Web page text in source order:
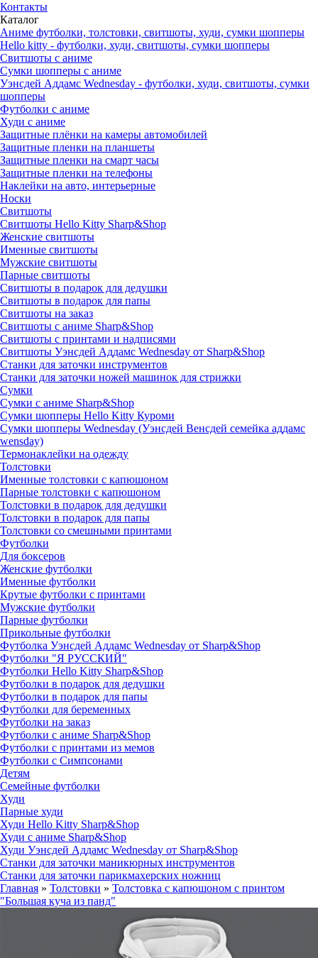
Контакты
Каталог
Аниме футболки, толстовки, свитшоты, худи, сумки шопперы
Hello kitty - футболки, худи, свитшоты, сумки шопперы
Свитшоты с аниме
Сумки шопперы с аниме
Уэнсдей Аддамс Wednesday - футболки, худи, свитшоты, сумки
шопперы
Футболки с аниме
Худи с аниме
Защитные плёнки на камеры автомобилей
Защитные пленки на планшеты
Защитные пленки на смарт часы
Защитные пленки на телефоны
Наклейки на авто, интерьерные
Носки
Свитшоты
Cвитшоты Hello Kitty Sharp&Shop
Женские свитшоты
Именные свитшоты
Мужские свитшоты
Парные свитшоты
Свитшоты в подарок для дедушки
Свитшоты в подарок для папы
Свитшоты на заказ
Свитшоты с аниме Sharp&Shop
Свитшоты с принтами и надписями
Свитшоты Уэнсдей Аддамс Wednesday от Sharp&Shop
Станки для заточки инструментов
Станки для заточки ножей машинок для стрижки
Сумки
Сумки с аниме Sharp&Shop
Сумки шопперы Hello Kitty Куроми
Сумки шопперы Wednesday (Уэнсдей Венсдей семейка аддамс
wensday)
Термонаклейки на одежду
Толстовки
Именные толстовки с капюшоном
Парные толстовки с капюшоном
Толстовки в подарок для дедушки
Толстовки в подарок для папы
Толстовки со смешными принтами
Футболки
Для боксеров
Женские футболки
Именные футболки
Крутые футболки с принтами
Мужские футболки
Парные футболки
Прикольные футболки
Футболка Уэнсдей Аддамс Wednesday от Sharp&Shop
Футболки "Я РУССКИЙ"
Футболки Hello Kitty Sharp&Shop
Футболки в подарок для дедушки
Футболки в подарок для папы
Футболки для беременных
Футболки на заказ
Футболки с аниме Sharp&Shop
Футболки с принтами из мемов
Футболки с Симпсонами
Детям
Семейные футболки
Худи
Парные худи
Худи Hello Kitty Sharp&Shop
Худи с аниме Sharp&Shop
Худи Уэнсдей Аддамс Wednesday от Sharp&Shop
Станки для заточки маникюрных инструментов
Станки для заточки парикмахерских ножниц
Главная » Толстовки » Толстовка с капюшоном с принтом
"Большая куча из панд"